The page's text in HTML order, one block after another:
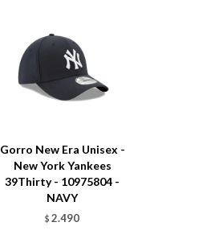
Gorro New Era Unisex -
New York Yankees
39Thirty - 10975804 -
NAVY
$ 2.490